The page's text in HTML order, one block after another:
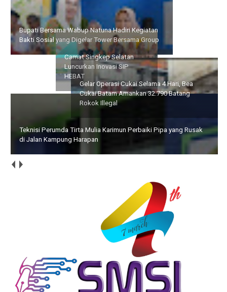
Bupati Bersama Wabup Natuna Hadiri Kegiatan Bakti Sosial
yang Digelar Tower Bersama Group
Camat Singkep Selatan
Luncurkan Inovasi SIP
Gelar Operasi Cukai Selama
4 Hari, Bea Cukai Batam
Amankan 32.790 Batang
Rokok Illegal
Teknisi Perumda Tirta Mulia Karimun Perbaiki Pipa yang Rusak
di Jalan Kampung Harapan